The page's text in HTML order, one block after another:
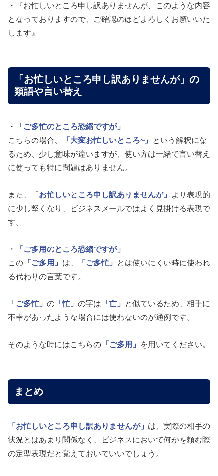
・『お忙しいところ申し訳ありませんが、このような内容
となっておりますので、ご確認のほどよろしくお願いいた
します』
「お忙しいところ申し訳ありませんが」の
類語や言い替え
・
「ご多忙のところ恐縮ですが」
こちらの場合、
「大変お忙しいところ~」
という解釈にな
るため、少し意味が違いますが、使い方は一緒で言い替え
に使っても特に問題はありません。
また、 「お忙しいところ申し訳ありませんが」
より表現的
に少し堅くなり、ビジネスメールではよく見掛ける表現で
す。
・
「ご多用のところ恐縮ですが」
この 「ご多用」 は、 「ご多忙」
とは使いにくい時に使われ
る代わりの言葉です。
「ご多忙」 の 「忙」 の字は 「亡」
と似ているため、相手に
不幸があったような場合には使わないのが通例です。
そのような時にはこちらの 「ご多用」 を用いてください。
まとめ
「お忙しいところ申し訳ありませんが」 は、実際の相手の
状況とはあまり関係なく、ビジネスにおいて何かを頼む際
の定型表現だと覚えておいていいでしょう。